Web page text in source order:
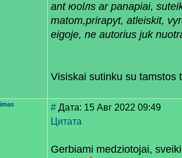
ant юolлs ar panaрiai,
matom,priraрyt, atleiskit,
eigoje, ne autorius juk
Visiskai sutinku su tamstos
# Дата: 15 Авг 2022 09:49
Цитата
Gerbiami medziotojai,